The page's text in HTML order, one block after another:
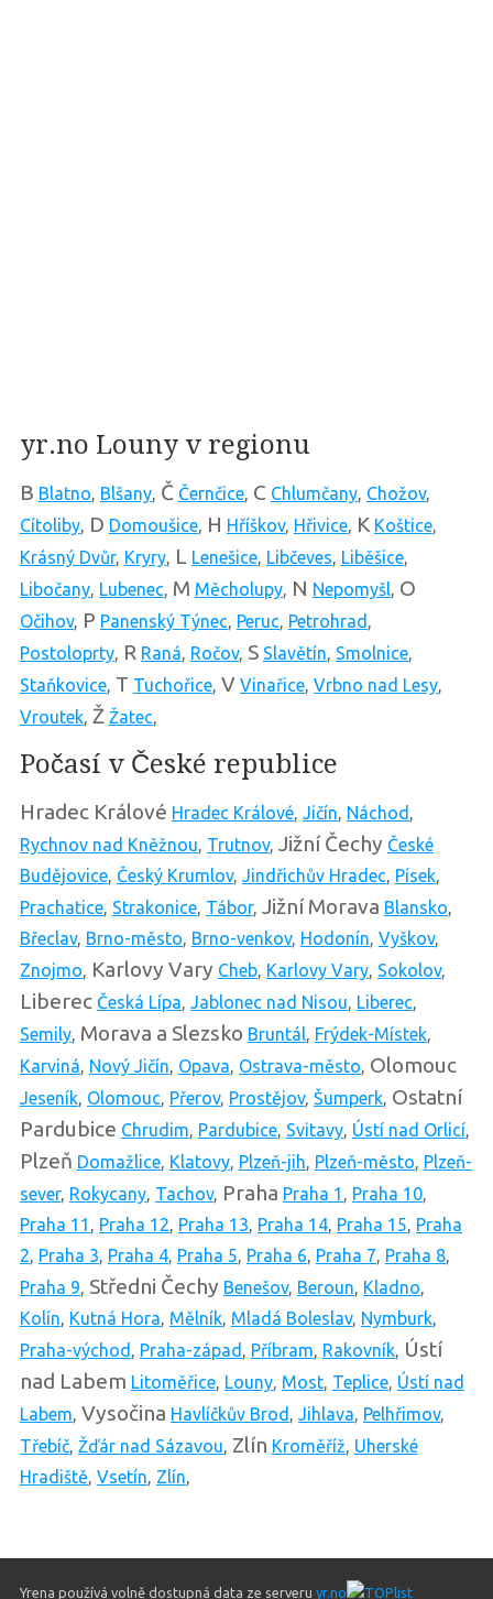
yr.no Louny v regionu
B Blatno, Blšany, Č Černčice, C Chlumčany, Chožov,
Cítoliby, D Domoušice, H Hříškov, Hřivice, K Koštice,
Krásný Dvůr, Kryry, L Lenešice, Libčeves, Liběšice,
Libočany, Lubenec, M Měcholupy, N Nepomyšl, O
Očihov, P Panenský Týnec, Peruc, Petrohrad ,
Postoloprty, R Raná, Ročov, S Slavětín, Smolnice,
Staňkovice, T Tuchořice, V Vinařice, Vrbno nad Lesy,
Vroutek, Ž Žatec,
Počasí v České republice
Hradec Králové Hradec Králové, Jičín, Náchod ,
Rychnov nad Kněžnou, Trutnov, Jižní Čechy České
Budějovice, Český Krumlov, Jindřichův Hradec, Písek,
Prachatice, Strakonice, Tábor, Jižní Morava Blansko,
Břeclav, Brno-město, Brno-venkov, Hodonín, Vyškov,
Znojmo, Karlovy Vary Cheb, Karlovy Vary, Sokolov,
Liberec Česká Lípa, Jablonec nad Nisou, Liberec,
Semily, Morava a Slezsko Bruntál, Frýdek-Místek,
Karviná, Nový Jičín, Opava, Ostrava-město, Olomouc
Jeseník, Olomouc, Přerov, Prostějov, Šumperk, Ostatní
Pardubice Chrudim, Pardubice, Svitavy, Ústí nad Orlicí,
Plzeň Domažlice, Klatovy, Plzeň-jih, Plzeň-město, Plzeň-
sever, Rokycany, Tachov, Praha Praha 1 , Praha 10,
Praha 11 , Praha 12, Praha 13, Praha 14, Praha 15, Praha
2, Praha 3, Praha 4, Praha 5, Praha 6, Praha 7, Praha 8,
Praha 9, Středni Čechy Benešov, Beroun, Kladno,
Kolín, Kutná Hora, Mělník, Mladá Boleslav, Nymburk,
Praha-východ , Praha-západ , Příbram, Rakovník, Ústí
nad Labem Litoměřice, Louny, Most, Teplice, Ústí nad
Labem, Vysočina Havlíčkův Brod , Jihlava, Pelhřimov,
Třebíč, Žďár nad Sázavou, Zlín Kroměříž, Uherské
Hradiště, Vsetín, Zlín,
Yrena používá volně dostupná data ze serveru yr.no